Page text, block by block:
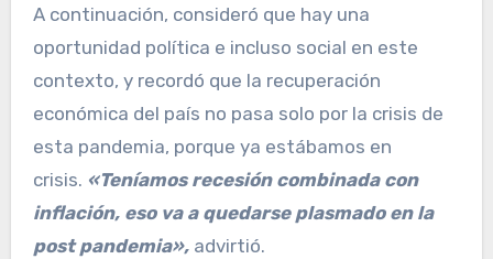
A continuación, consideró que hay una
oportunidad política e incluso social en este
contexto, y recordó que la recuperación
económica del país no pasa solo por la crisis de
esta pandemia, porque ya estábamos en
crisis. «Teníamos recesión combinada con
inflación, eso va a quedarse plasmado en la
post pandemia»,advirtió.